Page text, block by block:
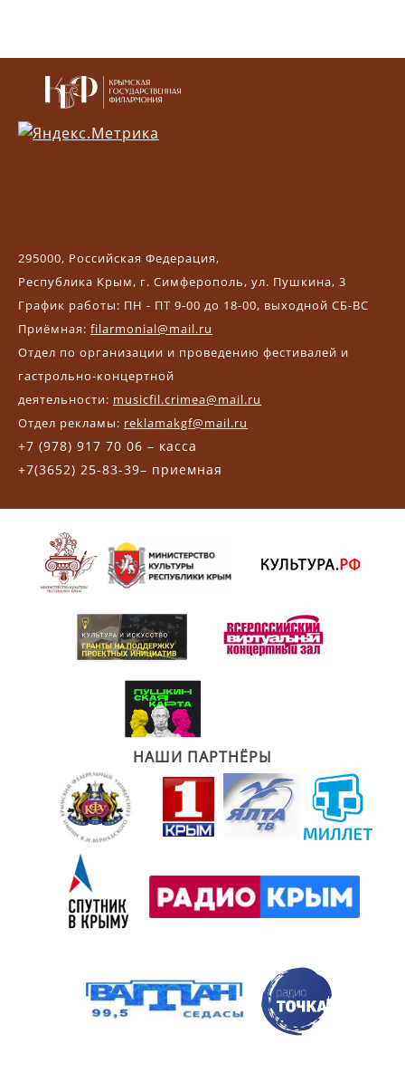
295000, Российская Федерация,
Республика Крым, г. Симферополь, ул. Пушкина, 3
График работы: ПН - ПТ 9-00 до 18-00, выходной СБ-ВС
Приёмная: filarmonial@mail.ru
Отдел по организации и проведению фестивалей и
гастрольно-концертной
деятельности: musicfil.crimea@mail.ru
Отдел рекламы: reklamakgf@mail.ru
+7 (978) 917 70 06 – касса
+7(3652) 25-83-39– приемная
НАШИ ПАРТНЁРЫ